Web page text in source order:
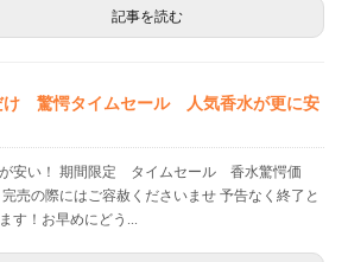
記事を読む
け 驚愕タイムセール 人気香水が更に安
安い！ 期間限定 タイムセール 香水驚愕価
売の際にはご容赦くださいませ 予告なく終了と
す！お早めにどう...